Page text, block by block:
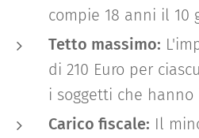
compie 18 anni il 10
Tetto massimo:
di 210 Euro per
i soggetti che
Carico fiscale: Il